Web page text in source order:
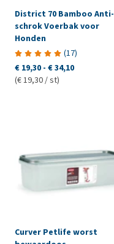
District 70 Bamboo Anti-
schrok Voerbak voor
Honden
(17)
€ 19,30 - € 34,10
(€ 19,30 / st)
Curver Petlife worst